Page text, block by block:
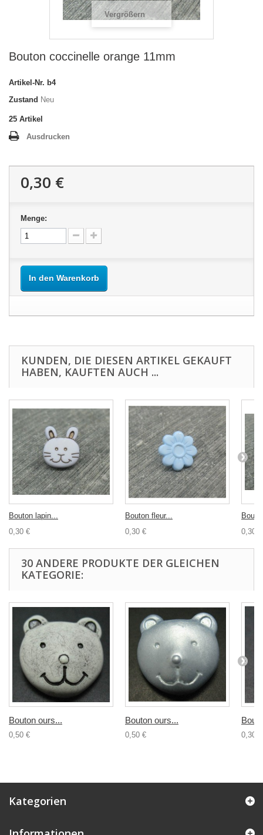
Vergrößern
Bouton coccinelle orange 11mm
Artikel-Nr. b4
Zustand Neu
25 Artikel
Ausdrucken
0,30 €
Menge:
In den Warenkorb
KUNDEN, DIE DIESEN ARTIKEL GEKAUFT
HABEN, KAUFTEN AUCH ...
Bouton lapin...
0,30 €
Bouton fleur...
0,30 €
0,30 €
30 ANDERE PRODUKTE DER GLEICHEN
KATEGORIE:
Bouton ours...
0,50 €
Bouton ours...
0,50 € 0,30 €
Kategorien